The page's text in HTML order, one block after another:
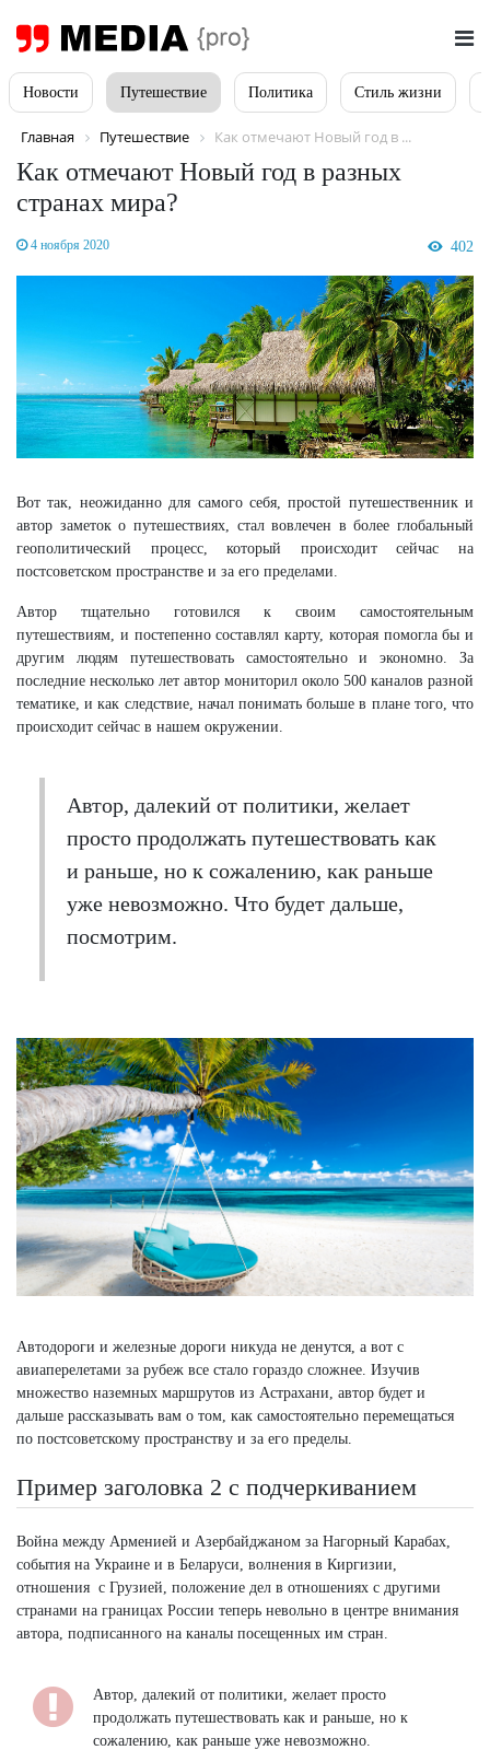
Новости Путешествие Политика Стиль жизни
Главная Путешествие Как отмечают Новый год в ...
Как отмечают Новый год в разных
странах мира?
4 ноября 2020 402
Вот так, неожиданно для самого себя, простой путешественник и
автор заметок о путешествиях, стал вовлечен в более глобальный
геополитический процесс, который происходит сейчас на
постсоветском пространстве и за его пределами.
Автор тщательно готовился к своим самостоятельным
путешествиям, и постепенно составлял карту, которая помогла бы и
другим людям путешествовать самостоятельно и экономно. За
последние несколько лет автор мониторил около 500 каналов разной
тематике, и как следствие, начал понимать больше в плане того, что
происходит сейчас в нашем окружении.
Автор, далекий от политики, желает
просто продолжать путешествовать как
и раньше, но к сожалению, как раньше
уже невозможно. Что будет дальше,
посмотрим.
Автодороги и железные дороги никуда не денутся, а вот с
авиаперелетами за рубеж все стало гораздо сложнее. Изучив
множество наземных маршрутов из Астрахани, автор будет и
дальше рассказывать вам о том, как самостоятельно перемещаться
по постсоветскому пространству и за его пределы.
Пример заголовка 2 с подчеркиванием
Война между Арменией и Азербайджаном за Нагорный Карабах,
события на Украине и в Беларуси, волнения в Киргизии,
отношения с Грузией, положение дел в отношениях с другими
странами на границах России теперь невольно в центре внимания
автора, подписанного на каналы посещенных им стран.
Автор, далекий от политики, желает просто
продолжать путешествовать как и раньше, но к
сожалению, как раньше уже невозможно.